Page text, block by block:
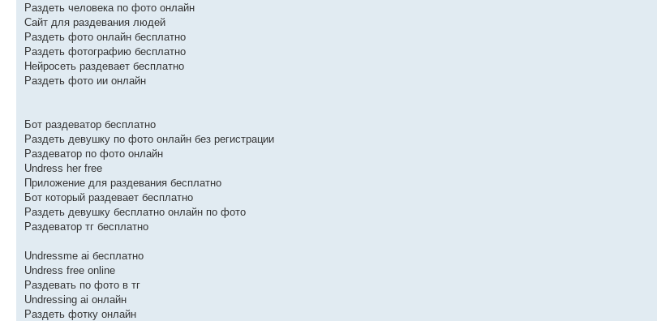
Раздеть человека по фото онлайн
Сайт для раздевания людей
Раздеть фото онлайн бесплатно
Раздеть фотографию бесплатно
Нейросеть раздевает бесплатно
Раздеть фото ии онлайн
Бот раздеватор бесплатно
Раздеть девушку по фото онлайн без регистрации
Раздеватор по фото онлайн
Undress her free
Приложение для раздевания бесплатно
Бот который раздевает бесплатно
Раздеть девушку бесплатно онлайн по фото
Раздеватор тг бесплатно
Undressme ai бесплатно
Undress free online
Раздевать по фото в тг
Undressing ai онлайн
Раздеть фотку онлайн